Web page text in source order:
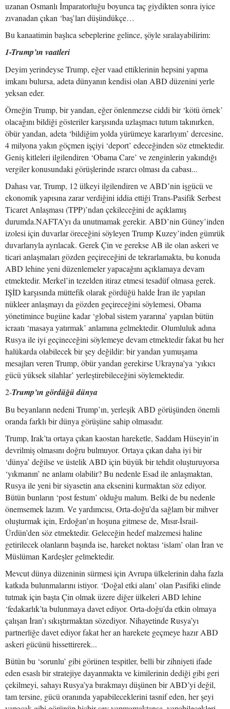
uzanan Osmanlı İmparatorluğu boyunca taç giydikten sonra iyice
zıvanadan çıkan ‘baş’ları düşündükçe…
Bu kanaatimin başlıca sebeplerine gelince, şöyle sıralayabilirim:
1-Trump’ın vaatleri
Deyim yerindeyse Trump, eğer vaad ettiklerinin hepsini yapma
imkanı bulursa, adeta dünyanın kendisi olan ABD düzenini yerle
yeksan eder.
Örneğin Trump, bir yandan, eğer önlenmezse ciddi bir ‘kötü örnek’
olacağını bildiği gösteriler karşısında uzlaşmacı tutum takınırken,
öbür yandan, adeta ‘bildiğim yolda yürümeye kararlıyım’ dercesine,
4 milyona yakın göçmen işçiyi ‘deport’ edeceğinden söz etmektedir.
Geniş kitleleri ilgilendiren ‘Obama Care’ ve zenginlerin yakındığı
vergiler konusundaki görüşlerinde ısrarcı olması da cabası...
Dahası var, Trump, 12 ülkeyi ilgilendiren ve ABD’nin işgücü ve
ekonomik yapısına zarar verdiğini iddia ettiği Trans-Pasifik Serbest
Ticaret Anlaşması (TPP)’ndan çekileceğini de açıklamış
durumda.NAFTA’yı da unutmamak gerekir. ABD’nin Güney’inden
izolesi için duvarlar öreceğini söyleyen Trump Kuzey’inden gümrük
duvarlarıyla ayrılacak. Gerek Çin ve gerekse AB ile olan askeri ve
ticari anlaşmaları gözden geçireceğini de tekrarlamakta, bu konuda
ABD lehine yeni düzenlemeler yapacağını açıklamaya devam
etmektedir. Merkel’in tezelden itiraz etmesi tesadüf olmasa gerek.
IŞİD karşısında müttefik olarak gördüğü halde İran ile yapılan
nükleer anlaşmayı da gözden geçireceğini söylemesi, Obama
yönetimince bugüne kadar ‘global sistem yararına’ yapılan bütün
icraatı ‘masaya yatırmak’ anlamına gelmektedir. Olumluluk adına
Rusya ile iyi geçineceğini söylemeye devam etmektedir fakat bu her
halükarda olabilecek bir şey değildir: bir yandan yumuşama
mesajları veren Trump, öbür yandan gerekirse Ukrayna’ya ‘yıkıcı
gücü yüksek silahlar’ yerleştirebileceğini söylemektedir.
2-Trump’ın gördüğü dünya
Bu beyanların nedeni Trump’ın, yerleşik ABD görüşünden önemli
oranda farklı bir dünya görüşüne sahip olmasıdır.
Trump, Irak’ta ortaya çıkan kaostan hareketle, Saddam Hüseyin’in
devrilmiş olmasını doğru bulmuyor. Ortaya çıkan daha iyi bir
‘dünya’ değilse ve üstelik ABD için büyük bir tehdit oluşturuyorsa
‘yıkmanın’ ne anlamı olabilir? Bu nedenle Esad ile anlaşmaktan,
Rusya ile yeni bir siyasetin ana eksenini kurmaktan söz ediyor.
Bütün bunların ‘post festum’ olduğu malum. Belki de bu nedenle
önemsemek lazım. Ve yardımcısı, Orta-doğu’da sağlam bir mihver
oluşturmak için, Erdoğan’ın hoşuna gitmese de, Mısır-İsrail-
Ürdün’den söz etmektedir. Geleceğin hedef malzemesi haline
getirilecek olanların başında ise, hareket noktası ‘islam’ olan İran ve
Müslüman Kardeşler gelmektedir.
Mevcut dünya düzeninin sürmesi için Avrupa ülkelerinin daha fazla
katkıda bulunmalarını istiyor. ‘Doğal etki alanı’ olan Pasifiki elinde
tutmak için başta Çin olmak üzere diğer ülkeleri ABD lehine
‘fedakarlık’ta bulunmaya davet ediyor. Orta-doğu’da etkin olmaya
çalışan İran’ı sıkıştırmaktan sözediyor. Nihayetinde Rusya’yı
partnerliğe davet ediyor fakat her an harekete geçmeye hazır ABD
askeri gücünü hissettirerek...
Bütün bu ‘sorunlu’ gibi görünen tespitler, belli bir zihniyeti ifade
eden esaslı bir stratejiye dayanmakta ve kimilerinin dediği gibi geri
çekilmeyi, sahayı Rusya’ya bırakmayı düşünen bir ABD’yi değil,
tam tersine, gücü oranında yapabileceklerini tasnif eden, her şeyi